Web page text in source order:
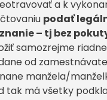
a k
podať
– tj bez
samozrejme
od
manžela/
tak má všetky